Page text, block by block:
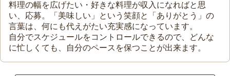
料理の幅を広げたい・好きな料理が収入になればと思
い、応募。「美味しい」という笑顔と「ありがとう」の
言葉は、何にも代えがたい充実感になっています。
自分でスケジュールをコントロールできるので、どんな
に忙しくても、自分のペースを保つことが出来ます。